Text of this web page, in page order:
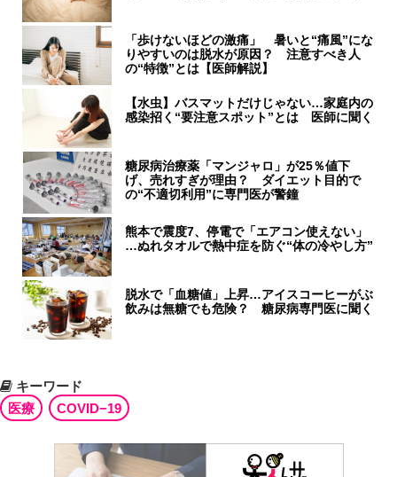
「歩けないほどの激痛」 暑いと“痛風”にな
りやすいのは脱水が原因？ 注意すべき人
の“特徴”とは【医師解説】
【水虫】バスマットだけじゃない…家庭内の
感染招く“要注意スポット”とは 医師に聞く
糖尿病治療薬「マンジャロ」が25％値下
げ、売れすぎが理由？ ダイエット目的で
の“不適切利用”に専門医が警鐘
熊本で震度7、停電で「エアコン使えない」
…ぬれタオルで熱中症を防ぐ“体の冷やし方”
脱水で「血糖値」上昇…アイスコーヒーがぶ
飲みは無糖でも危険？ 糖尿病専門医に聞く
キーワード
医療
COVID−19